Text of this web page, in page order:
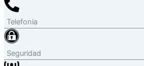
Telefonia
Seguridad